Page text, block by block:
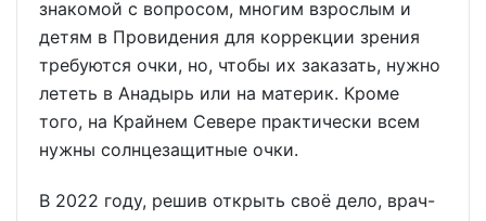
знакомой с вопросом, многим взрослым и
детям в Провидения для коррекции зрения
требуются очки, но, чтобы их заказать, нужно
лететь в Анадырь или на материк. Кроме
того, на Крайнем Севере практически всем
нужны солнцезащитные очки.
В 2022 году, решив открыть своё дело, врач-